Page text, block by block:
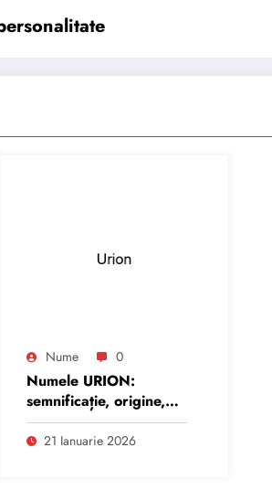
Nume 0
Numele URION:
semnificație, origine,
trăsături și
personalitate
21 Ianuarie 2026